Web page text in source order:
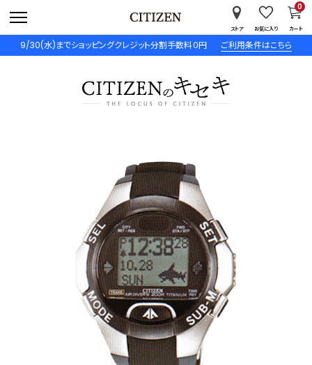
9/30(水)までショッピングクレジット分割手数料０円 ご利用条件はこちら
ストア お気に入り カート
0